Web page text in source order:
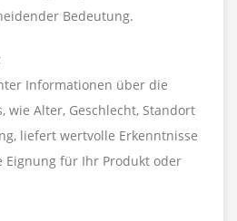
Bedeutung.
Informationen über die
wie Alter, Geschlecht, Standort
liefert wertvolle Erkenntnisse
Eignung für Ihr Produkt oder